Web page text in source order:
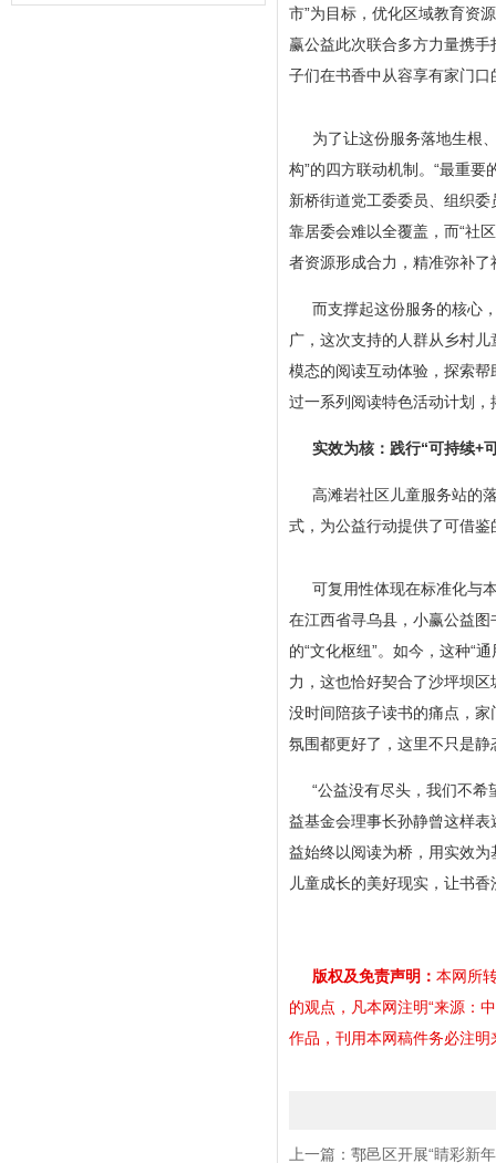
市”为目标，优化区域教育资
赢公益此次联合多方力量携
子们在书香中从容享有家门口
为了让这份服务落地生根
构”的四方联动机制。“最重
新桥街道党工委委员、组织
靠居委会难以全覆盖，而“社
者资源形成合力，精准弥补
而支撑起这份服务的核心
广，这次支持的人群从乡村
模态的阅读互动体验，探索
过一系列阅读特色活动计划
实效为核：践行“可持续+
高滩岩社区儿童服务站的
式，为公益行动提供了可借
可复用性体现在标准化与
在江西省寻乌县，小赢公益
的“文化枢纽”。如今，这种“
力，这也恰好契合了沙坪坝
没时间陪孩子读书的痛点，
氛围都更好了，这里不只是
“公益没有尽头，我们不
益基金会理事长孙静曾这样
益始终以阅读为桥，用实效
儿童成长的美好现实，让书
版权及免责声明： 本网所
的观点，凡本网注明“来源：
作品，刊用本网稿件务必注
上一篇： 鄠邑区开展“睛彩新